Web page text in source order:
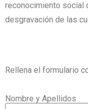
reconocimiento social
desgravación de las
Rellena el formulario
Nombre y Apellidos